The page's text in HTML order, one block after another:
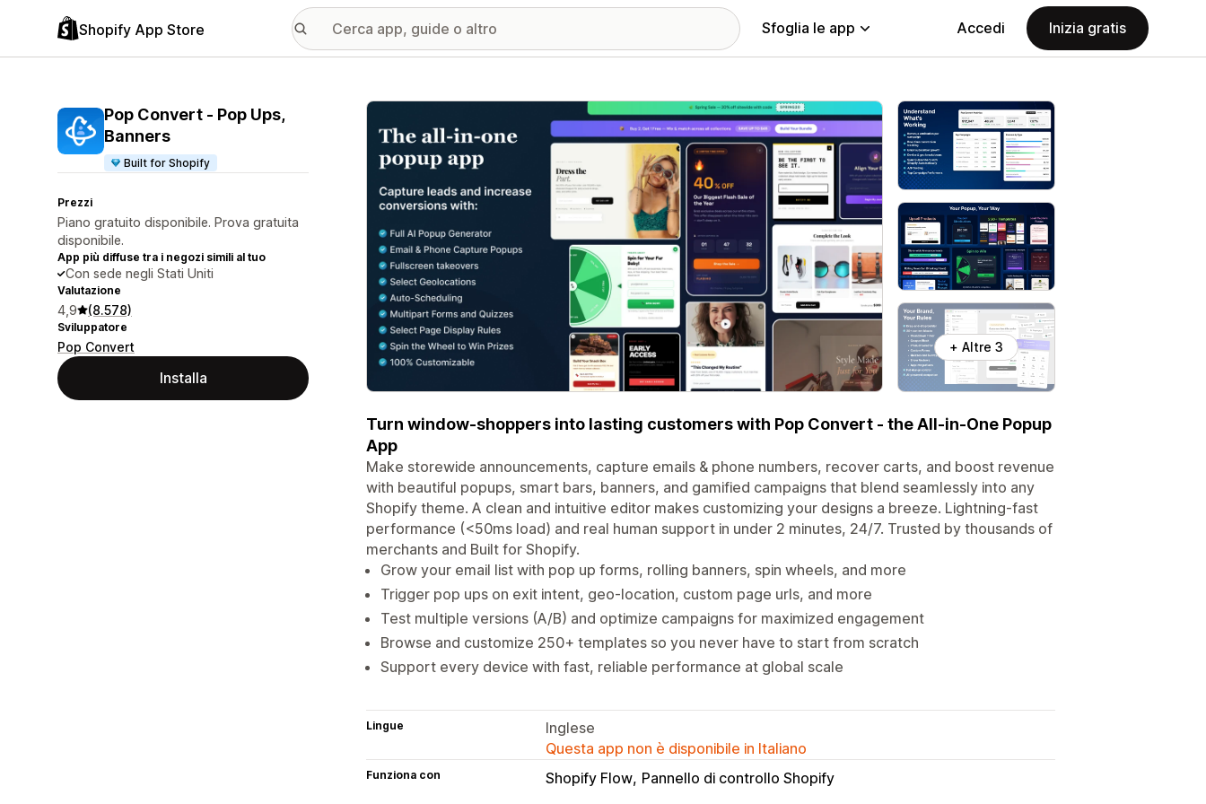
Shopify App Store Sfoglia le app Accedi Inizia gratis
Pop Convert ‑ Pop Ups,
Banners
Built for Shopify
Prezzi
Piano gratuito disponibile. Prova gratuita
disponibile.
App più diffuse tra i negozi simili al tuo
Con sede negli Stati Uniti
Valutazione
4,9 (8.578)
Sviluppatore
Pop Convert
Installa
Galleria immagini in evidenza
+ Altre 3
Turn window-shoppers into lasting customers with Pop Convert - the All-in-One Popup
App
Make storewide announcements, capture emails & phone numbers, recover carts, and boost revenue
with beautiful popups, smart bars, banners, and gamified campaigns that blend seamlessly into any
Shopify theme. A clean and intuitive editor makes customizing your designs a breeze. Lightning-fast
performance (<50ms load) and real human support in under 2 minutes, 24/7. Trusted by thousands of
merchants and Built for Shopify.
Grow your email list with pop up forms, rolling banners, spin wheels, and more
Trigger pop ups on exit intent, geo-location, custom page urls, and more
Test multiple versions (A/B) and optimize campaigns for maximized engagement
Browse and customize 250+ templates so you never have to start from scratch
Support every device with fast, reliable performance at global scale
Lingue
Inglese
Questa app non è disponibile in Italiano
Funziona con Shopify Flow Pannello di controllo Shopify